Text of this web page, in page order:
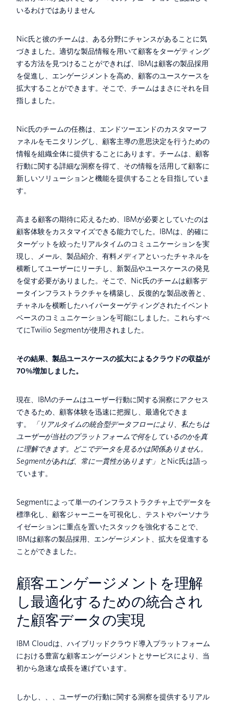
いるわけではありません
Nic氏と彼のチームは、ある分野にチャンスがあることに気
づきました。適切な製品情報を用いて顧客をターゲティング
する方法を見つけることができれば、IBMは顧客の製品採用
を促進し、エンゲージメントを高め、顧客のユースケースを
拡大することができます。そこで、チームはまさにそれを目
指しました。
Nic氏のチームの任務は、エンドツーエンドのカスタマーフ
ァネルをモニタリングし、顧客主導の意思決定を行うための
情報を組織全体に提供することにあります。チームは、顧客
行動に関する詳細な洞察を得て、その情報を活用して顧客に
新しいソリューションと機能を提供することを目指していま
す。
高まる顧客の期待に応えるため、IBMが必要としていたのは
顧客体験をカスタマイズできる能力でした。IBMは、的確に
ターゲットを絞ったリアルタイムのコミュニケーションを実
現し、メール、製品紹介、有料メディアといったチャネルを
横断してユーザーにリーチし、新製品やユースケースの発見
を促す必要がありました。そこで、Nic氏のチームは顧客デ
ータインフラストラクチャを構築し、反復的な製品改善と、
チャネルを横断したハイパーターゲティングされたイベント
ベースのコミュニケーションを可能にしました。これらすべ
てにTwilio Segmentが使用されました。
その結果、製品ユースケースの拡大によるクラウドの収益が
70%増加しました。
現在、IBMのチームはユーザー行動に関する洞察にアクセス
できるため、顧客体験を迅速に把握し、最適化できま
す。
「リアルタイムの統合型データフローにより、私たちは
ユーザーが当社のプラットフォームで何をしているのかを真
に理解できます。どこでデータを見るかは関係ありません。
Segmentがあれば、常に一貫性があります」
とNic氏は語っ
ています。
Segmentによって単一のインフラストラクチャ上でデータを
標準化し、顧客ジャーニーを可視化し、テストやパーソナラ
イゼーションに重点を置いたスタックを強化することで、
IBMは顧客の製品採用、エンゲージメント、拡大を促進する
ことができました。
顧客エンゲージメントを理解
し最適化するための統合され
た顧客データの実現
IBM Cloudは、ハイブリッドクラウド導入プラットフォーム
における豊富な顧客エンゲージメントとサービスにより、当
初から急速な成長を遂げています。
しかし、、、ユーザーの行動に関する洞察を提供するリアル